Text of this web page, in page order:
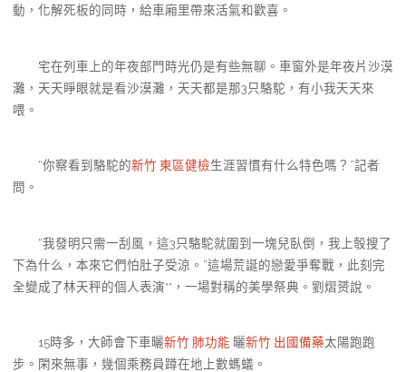
動，化解死板的同時，給車廂里帶來活氣和歡喜。
宅在列車上的年夜部門時光仍是有些無聊。車窗外是年夜片沙漠
灘，天天睜眼就是看沙漠灘，天天都是那3只駱駝，有小我天天來
喂。
“你察看到駱駝的新竹 東區健檢生涯習慣有什么特色嗎？”記者
問。
“我發明只需一刮風，這3只駱駝就圍到一塊兒臥倒，我上彀搜了
下為什么，本來它們怕肚子受涼。”這場荒誕的戀愛爭奪戰，此刻完
全變成了林天秤的個人表演**，一場對稱的美學祭典。劉熠赟說。
15時多，大師會下車曬新竹 肺功能 曬新竹 出國備藥太陽跑跑
步。閑來無事，幾個乘務員蹲在地上數螞蟻。